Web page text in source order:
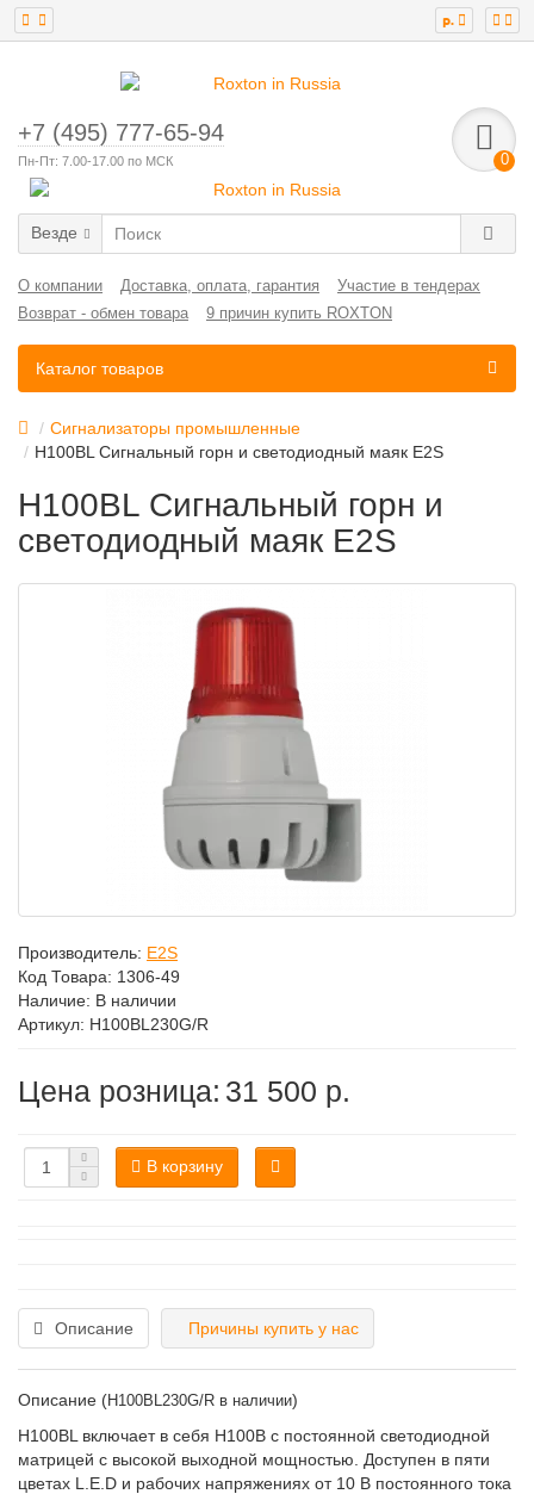
р.
+7 (495) 777-65-94
Пн-Пт: 7.00-17.00 по МСК 0
Везде
О компании Доставка, оплата, гарантия
Участие в тендерах
Возврат - обмен товара
9 причин купить ROXTON
Каталог товаров
Сигнализаторы промышленные
H100BL Сигнальный горн и светодиодный маяк E2S
H100BL Сигнальный горн и
светодиодный маяк E2S
Производитель: E2S
Код Товара: 1306-49
Наличие: В наличии
Артикул: H100BL230G/R
Цена розница: 31 500 р.
В корзину
Описание Причины купить у нас
Описание (H100BL230G/R в наличии)
H100BL включает в себя H100B с постоянной светодиодной
матрицей с высокой выходной мощностью. Доступен в пяти
цветах L.E.D и рабочих напряжениях от 10 В постоянного тока